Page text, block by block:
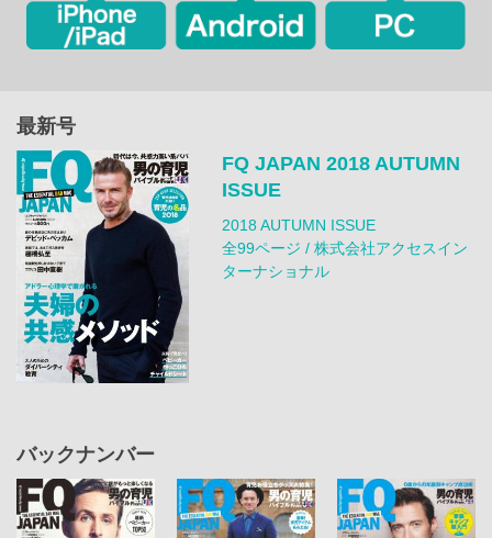
最新号
FQ JAPAN 2018 AUTUMN
ISSUE
2018 AUTUMN ISSUE
全99ページ / 株式会社アクセスイン
ターナショナル
バックナンバー